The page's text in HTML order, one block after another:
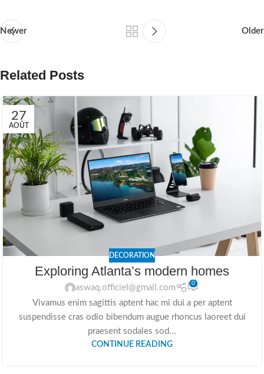
Newer Older
Related Posts
27
AOÛT
DECORATION
Exploring Atlanta’s modern homes
aswaq.officiel@gmail.com
0
Vivamus enim sagittis aptent hac mi dui a per aptent
suspendisse cras odio bibendum augue rhoncus laoreet dui
praesent sodales sod...
CONTINUE READING